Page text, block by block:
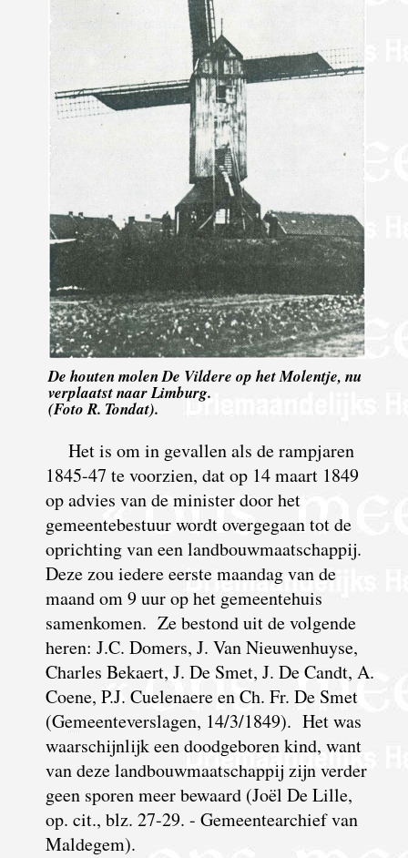
De houten molen De Vildere op het Molentje, nu
verplaatst naar Limburg.
(Foto R. Tondat).
Het is om in gevallen als de rampjaren
1845-47 te voorzien, dat op 14 maart 1849
op advies van de minister door het
gemeentebestuur wordt overgegaan tot de
oprichting van een landbouwmaatschappij.
Deze zou iedere eerste maandag van de
maand om 9 uur op het gemeentehuis
samenkomen. Ze bestond uit de volgende
heren: J.C. Domers, J. Van Nieuwenhuyse,
Charles Bekaert, J. De Smet, J. De Candt, A.
Coene, P.J. Cuelenaere en Ch. Fr. De Smet
(Gemeenteverslagen, 14/3/1849). Het was
waarschijnlijk een doodgeboren kind, want
van deze landbouwmaatschappij zijn verder
geen sporen meer bewaard (Joël De Lille,
op. cit., blz. 27-29. - Gemeentearchief van
Maldegem).